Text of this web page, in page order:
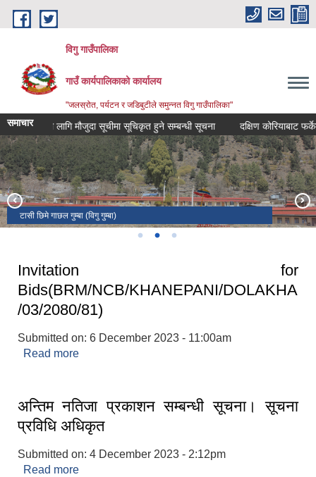
Skip to main content
विगु गाउँपालिका
गाउँ कार्यपालिकाको कार्यालय
"जलस्रोत, पर्यटन र जडिबुटीले समुन्नत विगु गाउँपालिका"
समाचार
को लागि मौजुदा सूचीमा सूचिकृत हुने सम्बन्धी सूचना दक्षिण कोरियाबाट
छाेपा बामरे हिमाल (लामाबगर)- ६ हजार १ सय ९ मिटर उचाई
टासी छिमे गाछल गुम्बा (विगु गुम्बा)
लप्ची गुम्बा (लामाबगर)
Invitation for
Bids(BRM/NCB/KHANEPANI/DOLAKHA
/03/2080/81)
Submitted on: 6 December 2023 - 11:00am
Read more
अन्तिम नतिजा प्रकाशन सम्बन्धी सूचना। सूचना
प्रविधि अधिकृत
Submitted on: 4 December 2023 - 2:12pm
Read more